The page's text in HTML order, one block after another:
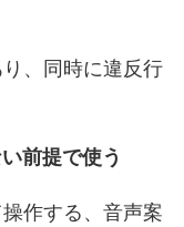
、同時に違反行
前提で使う
作する、音声案